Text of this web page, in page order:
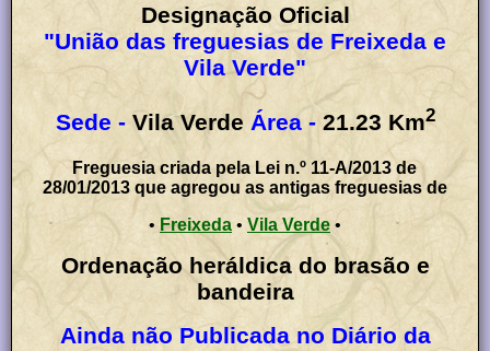
Designação Oficial
"União das freguesias de Freixeda e
Vila Verde"
Sede - Vila Verde Área - 21.23 Km2
Freguesia criada pela Lei n.º 11-A/2013 de
28/01/2013 que agregou as antigas freguesias de
• Freixeda • Vila Verde •
Ordenação heráldica do brasão e
bandeira
Ainda não Publicada no Diário da